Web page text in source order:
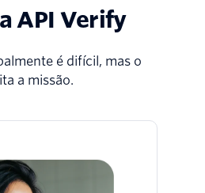
API Verify
é difícil, mas o
a missão.